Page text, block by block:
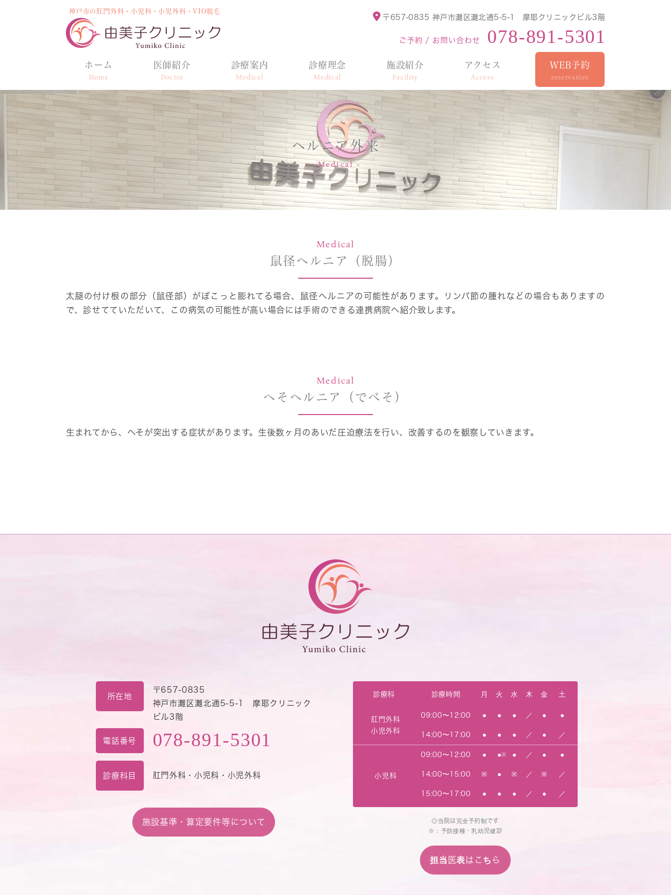
神戸市の肛門外科・小児科・小児外科・VIO脱毛
〒657-0835 神戸市灘区灘北通5-5-1 摩耶クリニックビル3階
ご予約 / お問い合わせ 078-891-5301
ホーム
Home
医師紹介
Doctor
診療案内
Medical
診療理念
Medical
施設紹介
Facility
アクセス
Access
WEB予約
reservation
ヘルニア外来
Medical
Medical
鼠径ヘルニア（脱腸）
太腿の付け根の部分（鼠径部）がぽこっと膨れてる場合、鼠径ヘルニアの可能性があります。リンパ節の腫れなどの場合もありますの
で、診せてていただいて、この病気の可能性が高い場合には手術のできる連携病院へ紹介致します。
Medical
へそヘルニア（でべそ）
生まれてから、へそが突出する症状があります。生後数ヶ月のあいだ圧迫療法を行い、改善するのを観察していきます。
所在地
〒657-0835
神戸市灘区灘北通5-5-1 摩耶クリニック
ビル3階
電話番号 078-891-5301
診療科目 肛門外科・小児科・小児外科
施設基準・算定要件等について
診療科 診療時間 月 火 水 木 金 土
肛門外科
小児外科
09:00〜12:00 ● ● ● ／ ● ●
14:00〜17:00 ● ● ● ／ ● ／
小児科
09:00〜12:00 ● ●※ ● ／ ● ●
14:00〜15:00 ※ ● ※ ／ ※ ／
15:00〜17:00 ● ● ● ／ ● ／
◎当院は完全予約制です
※：予防接種・乳幼児健診
担当医表はこちら